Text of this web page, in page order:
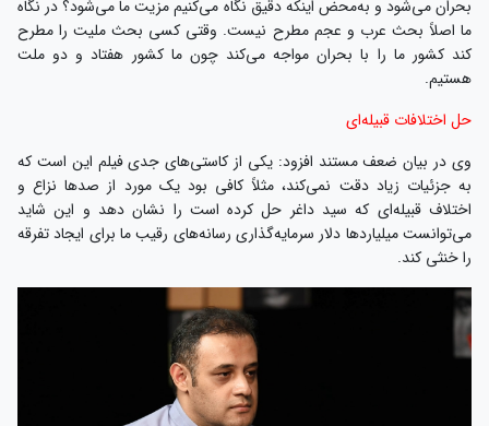
بحران می‌شود و به‌محض اینکه دقیق نگاه می‌کنیم مزیت ما می‌شود؟ در نگاه
ما اصلاً بحث عرب و عجم مطرح نیست. وقتی کسی بحث ملیت را مطرح
کند کشور ما را با بحران مواجه می‌کند چون ما کشور هفتاد و دو ملت
هستیم.
حل اختلافات قبیله‌ای
وی در بیان ضعف مستند افزود: یکی از کاستی‌های جدی فیلم این است که
به جزئیات زیاد دقت نمی‌کند، مثلاً کافی بود یک مورد از صدها نزاع و
اختلاف قبیله‌ای که سید داغر حل کرده است را نشان دهد و این شاید
می‌توانست میلیاردها دلار سرمایه‌گذاری رسانه‌های رقیب ما برای ایجاد تفرقه
را خنثی کند.